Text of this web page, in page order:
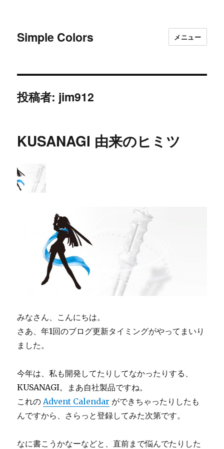
Simple Colors メニュー
投稿者: jim912
KUSANAGI 由来のヒミツ
みなさん、こんにちは。
さあ、年1回のブログ更新タイミングがやってまいり
ました。
今年は、私も開発してたりしてなかったりする、
KUSANAGI。まあ自社製品ですね。
これの Advent Calendar ができちゃったりしたも
んですから、さらっと登録してみた次第です。
なに書こうかなーなどと、直前まで悩んでたりした